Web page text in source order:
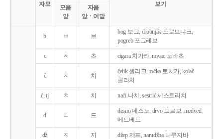
자모
보기
모음
앞
자음
앞ㆍ어말
b ㅂ 브
bog 보그, drobnjak 드로브냐크,
pogreb 포그레브
c ㅊ 츠 cigara 치가라, novac 노바츠
č ㅊ 치
čelik 첼리크, točka 토치카, kolač
콜라치
ć, tj ㅊ 치 naći 나치, sestrić 세스트리치
d ㄷ 드
desno 데스노, drvo 드르보, medved
메드베드
dž ㅈ 지 džep 제프, narudžba 나루지바